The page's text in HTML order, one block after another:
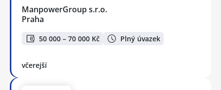
ManpowerGroup s.r.o.
Praha
50 000 – 70 000 Kč Plný úvazek
včerejší